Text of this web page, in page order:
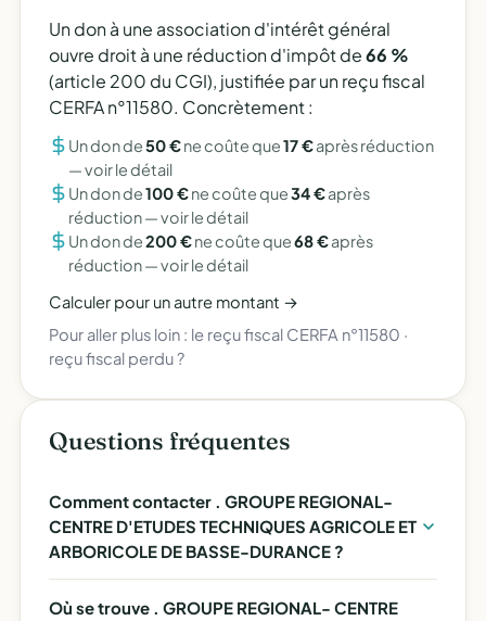
Un don à une association d'intérêt général
ouvre droit à une réduction d'impôt de66 %
(article 200 du CGI), justifiée par un reçu fiscal
CERFA n°11580. Concrètement :
Un don de50 €ne coûte que17 €après réduction
—voir le détail
Un don de100 €ne coûte que34 €après
réduction —voir le détail
Un don de200 €ne coûte que68 €après
réduction —voir le détail
Calculer pour un autre montant →
Pour aller plus loin : le reçu fiscal CERFA n°11580 ·
reçu fiscal perdu ?
Questions fréquentes
Comment contacter . GROUPE REGIONAL-
CENTRE D'ETUDES TECHNIQUES AGRICOLE ET
ARBORICOLE DE BASSE-DURANCE ?
Où se trouve . GROUPE REGIONAL- CENTRE